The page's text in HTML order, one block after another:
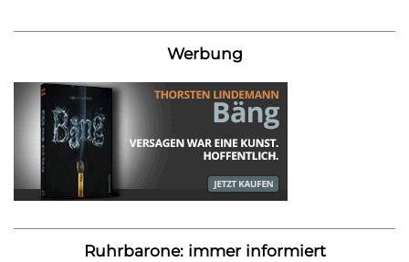
Werbung
Ruhrbarone: immer informiert